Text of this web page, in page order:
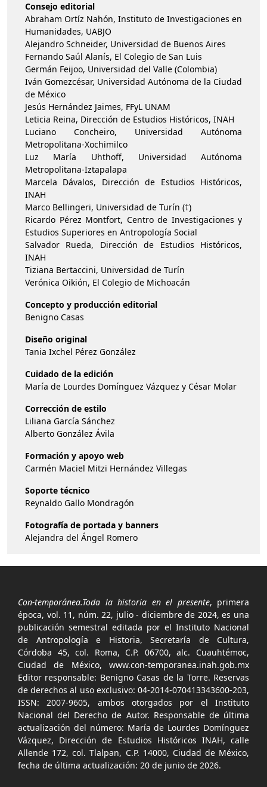
Consejo editorial
Abraham Ortíz Nahón, Instituto de Investigaciones en
Humanidades, UABJO
Alejandro Schneider, Universidad de Buenos Aires
Fernando Saúl Alanís, El Colegio de San Luis
Germán Feijoo, Universidad del Valle (Colombia)
Iván Gomezcésar, Universidad Autónoma de la Ciudad
de México
Jesús Hernández Jaimes, FFyL UNAM
Leticia Reina, Dirección de Estudios Históricos, INAH
Luciano Concheiro, Universidad Autónoma
Metropolitana-Xochimilco
Luz María Uhthoff, Universidad Autónoma
Metropolitana-Iztapalapa
Marcela Dávalos, Dirección de Estudios Históricos,
INAH
Marco Bellingeri, Universidad de Turín (†)
Ricardo Pérez Montfort, Centro de Investigaciones y
Estudios Superiores en Antropología Social
Salvador Rueda, Dirección de Estudios Históricos,
INAH
Tiziana Bertaccini, Universidad de Turín
Verónica Oikión, El Colegio de Michoacán
Concepto y producción editorial
Benigno Casas
Diseño original
Tania Ixchel Pérez González
Cuidado de la edición
María de Lourdes Domínguez Vázquez y César Molar
Corrección de estilo
Liliana García Sánchez
Alberto González Ávila
Formación y apoyo web
Carmén Maciel Mitzi Hernández Villegas
Soporte técnico
Reynaldo Gallo Mondragón
Fotografía de portada y banners
Alejandra del Ángel Romero
Con-temporánea.Toda la historia en el presente, primera
época, vol. 11, núm. 22, julio - diciembre de 2024, es una
publicación semestral editada por el Instituto Nacional
de Antropología e Historia, Secretaría de Cultura,
Córdoba 45, col. Roma, C.P. 06700, alc. Cuauhtémoc,
Ciudad de México, www.con-temporanea.inah.gob.mx
Editor responsable: Benigno Casas de la Torre. Reservas
de derechos al uso exclusivo: 04-2014-070413343600-203,
ISSN: 2007-9605, ambos otorgados por el Instituto
Nacional del Derecho de Autor. Responsable de última
actualización del número: María de Lourdes Domínguez
Vázquez, Dirección de Estudios Históricos INAH, calle
Allende 172, col. Tlalpan, C.P. 14000, Ciudad de México,
fecha de última actualización: 20 de junio de 2026.